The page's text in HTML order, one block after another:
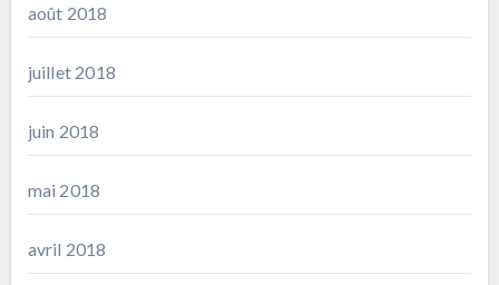
août 2018
juillet 2018
juin 2018
mai 2018
avril 2018